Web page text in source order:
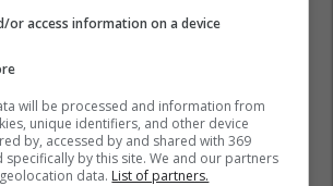
or access information on a device
will be processed and information from
unique identifiers, and other device
by, accessed by and shared with 369
specifically by this site. We and our partners
data. List of partners.